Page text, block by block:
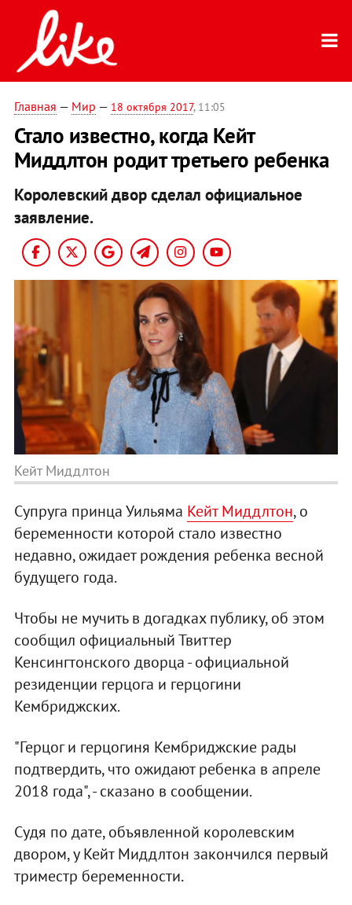
Главная — Мир — 18 октября 2017, 11:05
Стало известно, когда Кейт
Миддлтон родит третьего ребенка
Королевский двор сделал официальное
заявление.
Кейт Миддлтон
Супруга принца Уильяма Кейт Миддлтон, о
беременности которой стало известно
недавно, ожидает рождения ребенка весной
будущего года.
Чтобы не мучить в догадках публику, об этом
сообщил официальный Твиттер
Кенсингтонского дворца - официальной
резиденции герцога и герцогини
Кембриджских.
"Герцог и герцогиня Кембриджские рады
подтвердить, что ожидают ребенка в апреле
2018 года", - сказано в сообщении.
Судя по дате, объявленной королевским
двором, у Кейт Миддлтон закончился первый
триместр беременности.